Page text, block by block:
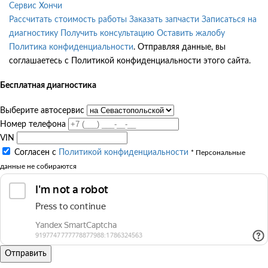
Сервис Хончи
Рассчитать стоимость работы Заказать запчасти Записаться на
диагностику
Получить консультацию Оставить жалобу
Политика конфиденциальности. Отправляя данные, вы
соглашаетесь с Политикой конфиденциальности этого сайта.
Бесплатная диагностика
Выберите автосервис
Номер телефона
VIN
Согласен с
Политикой конфиденциальности * Персональные
данные не собираются
Отправить